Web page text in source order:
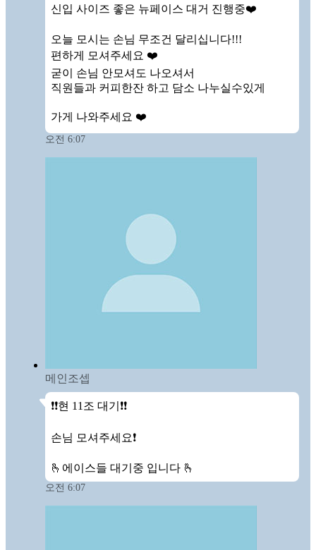
신입 사이즈 좋은 뉴페이스 대거 진행중❤️
오늘 모시는 손님 무조건 달리십니다!!!
편하게 모셔주세요 ❤️
굳이 손님 안모셔도 나오셔서
직원들과 커피한잔 하고 담소 나누실수있게
가게 나와주세요 ❤️
오전 6:07
메인조셉
❗️❗️현 11조 대기❗️❗️
손님 모셔주세요❗️
🫰에이스들 대기중 입니다 🫰
오전 6:07